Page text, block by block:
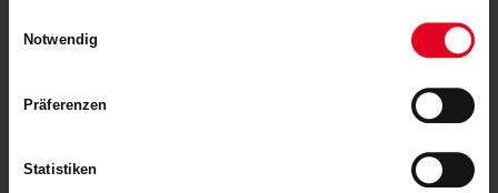
verarbeitet werden. Durch Klicken auf den „Alle Cookies
personenbezogenen Daten für die unten jeweils angegebene
zu. Sie können auch eine eigene Auswahl treffen und diese
durch Klicken auf den „Auswahl erlauben“-Button bestätigen.
Notwendig
Präferenzen
Statistiken